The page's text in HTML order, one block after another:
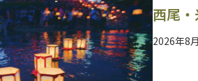
西尾
2026年8